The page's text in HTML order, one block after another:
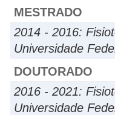
MESTRADO
2014 - 2016:
Universidade
DOUTORADO
2016 - 2021:
Universidade